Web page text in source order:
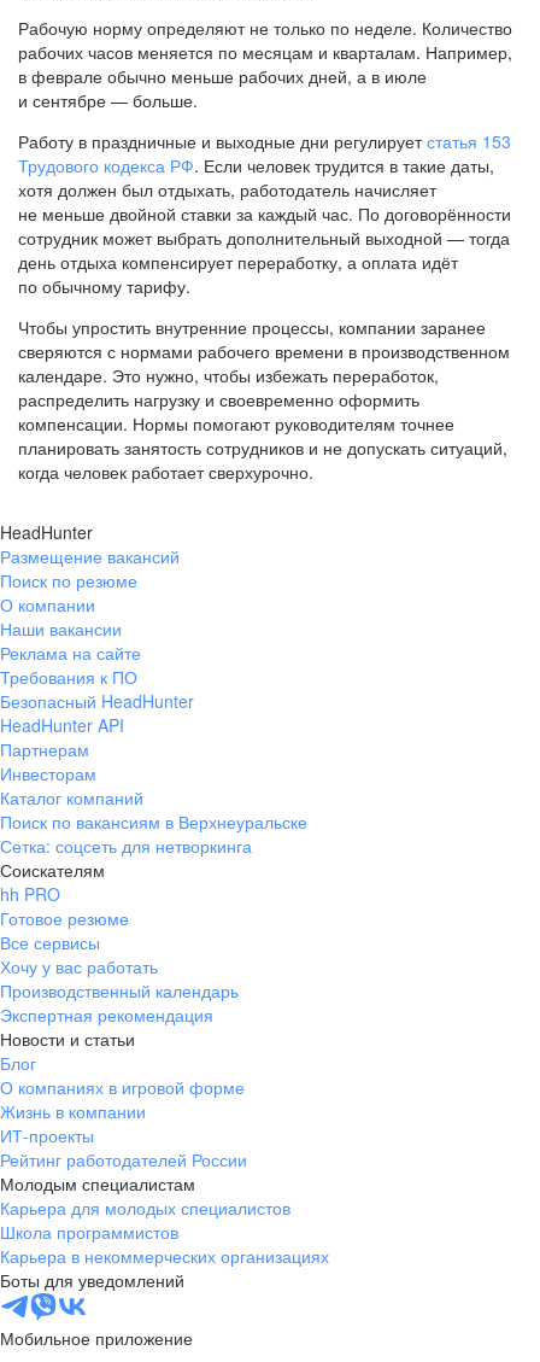
Рабочую норму определяют не только по неделе. Количество
рабочих часов меняется по месяцам и кварталам. Например,
в феврале обычно меньше рабочих дней, а в июле
и сентябре — больше.
Работу в праздничные и выходные дни регулируетстатья 153
Трудового кодекса РФ. Если человек трудится в такие даты,
хотя должен был отдыхать, работодатель начисляет
не меньше двойной ставки за каждый час. По договорённости
сотрудник может выбрать дополнительный выходной — тогда
день отдыха компенсирует переработку, а оплата идёт
по обычному тарифу.
Чтобы упростить внутренние процессы, компании заранее
сверяются с нормами рабочего времени в производственном
календаре. Это нужно, чтобы избежать переработок,
распределить нагрузку и своевременно оформить
компенсации. Нормы помогают руководителям точнее
планировать занятость сотрудников и не допускать ситуаций,
когда человек работает сверхурочно.
HeadHunter
Размещение вакансий
Поиск по резюме
О компании
Наши вакансии
Реклама на сайте
Требования к ПО
Безопасный HeadHunter
HeadHunter API
Партнерам
Инвесторам
Каталог компаний
Поиск по вакансиям в Верхнеуральске
Сетка: соцсеть для нетворкинга
Соискателям
hh PRO
Готовое резюме
Все сервисы
Хочу у вас работать
Производственный календарь
Экспертная рекомендация
Новости и статьи
Блог
О компаниях в игровой форме
Жизнь в компании
ИТ-проекты
Рейтинг работодателей России
Молодым специалистам
Карьера для молодых специалистов
Школа программистов
Карьера в некоммерческих организациях
Боты для уведомлений
Мобильное приложение